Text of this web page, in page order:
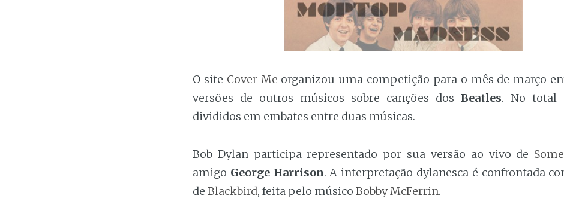
O site Cover Me organizou uma competição para o mês de março
versões de outros músicos sobre canções dos Beatles. No total
divididos em embates entre duas músicas.
Bob Dylan participa representado por sua versão ao vivo de
amigo George Harrison. A interpretação dylanesca é confrontada
de Blackbird, feita pelo músico Bobby McFerrin.